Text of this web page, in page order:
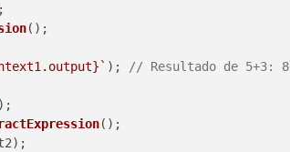
();
` ); // Resultado de 5+3: 8
();